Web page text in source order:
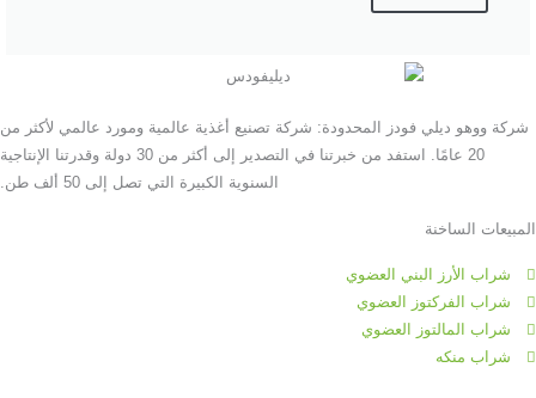
شركة ووهو ديلي فودز المحدودة: شركة تصنيع أغذية عالمية ومورد عالمي لأكثر من
20 عامًا. استفد من خبرتنا في التصدير إلى أكثر من 30 دولة وقدرتنا الإنتاجية
السنوية الكبيرة التي تصل إلى 50 ألف طن.
المبيعات الساخنة
شراب الأرز البني العضوي
شراب الفركتوز العضوي
شراب المالتوز العضوي
شراب منكه